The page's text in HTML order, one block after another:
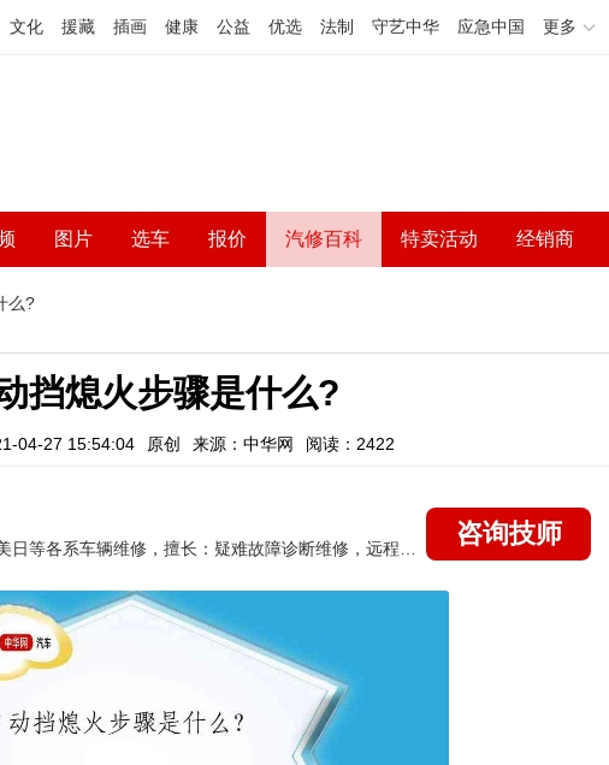
文化 援藏 插画 健康 公益 优选 法制 守艺中华 应急中国 更多
图片 选车 报价 汽修百科 特卖活动 经销商
么?
挡熄火步骤是什么?
04-27 15:54:04 原创 来源：中华网 阅读：2422
咨询技师